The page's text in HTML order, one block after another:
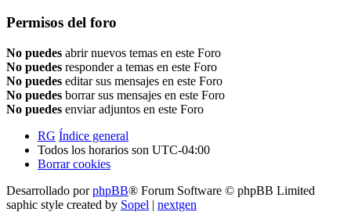
Permisos del foro
No puedes abrir nuevos temas en este Foro
No puedes responder a temas en este Foro
No puedes editar sus mensajes en este Foro
No puedes borrar sus mensajes en este Foro
No puedes enviar adjuntos en este Foro
RG Índice general
Todos los horarios son UTC-04:00
Borrar cookies
Desarrollado porphpBB® Forum Software © phpBB Limited
saphic style created by Sopel | nextgen